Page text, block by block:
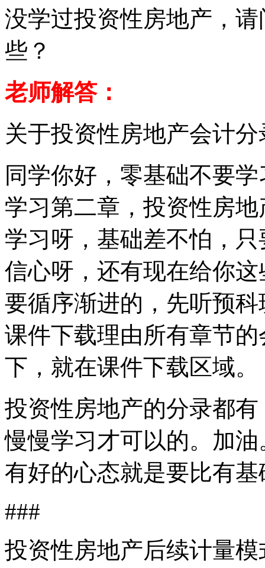
没学过投资性房地产，
些？
老师解答：
关于投资性房地产会计
同学你好，零基础不要
学习第二章，投资性房
学习呀，基础差不怕，
信心呀，还有现在给你
要循序渐进的，先听预
课件下载理由所有章节
下，就在课件下载区域。
投资性房地产的分录都
慢慢学习才可以的。加
有好的心态就是要比有
###
投资性房地产后续计量